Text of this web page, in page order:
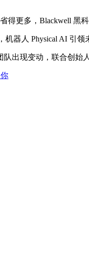
更多，Blackwell 黑
器人 Physical AI 引领
现变动，联合创始